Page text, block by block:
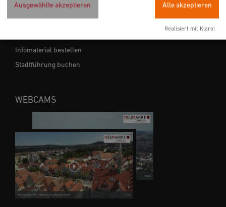
Infomaterial bestellen
Stadtführung buchen
WEBCAMS
Ausgewählte akzeptieren Alle akzeptieren
Realisiert mit Klaro!